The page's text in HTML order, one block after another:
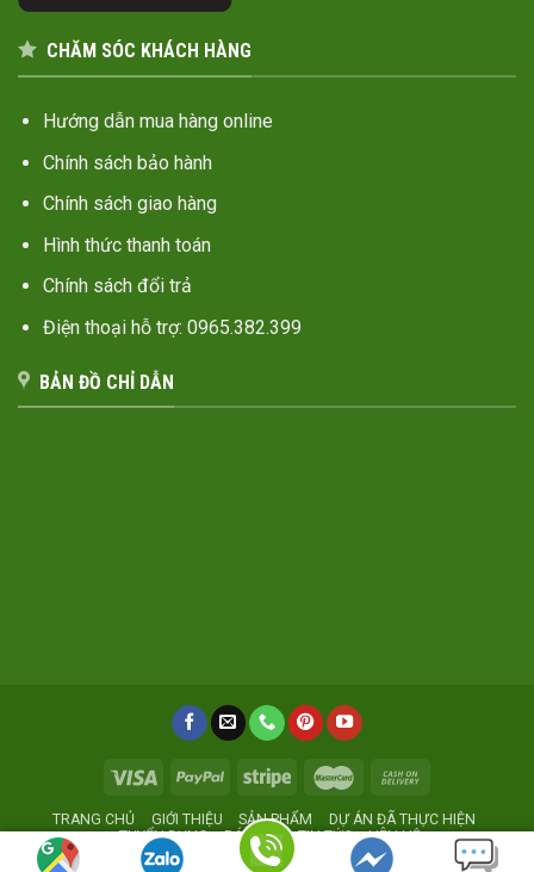
CHĂM SÓC KHÁCH HÀNG
Hướng dẫn mua hàng online
Chính sách bảo hành
Chính sách giao hàng
Hình thức thanh toán
Chính sách đổi trả
Điện thoại hỗ trợ: 0965.382.399
BẢN ĐỒ CHỈ DẪN
TRANG CHỦ GIỚI THIỆU SẢN PHẨM
DỰ ÁN ĐÃ THỰC HIỆN
TUYỂN DỤNG
BÁO GIÁ TIN TỨC LIÊN HỆ